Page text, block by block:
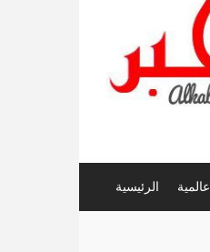
الرئيسية عالمية